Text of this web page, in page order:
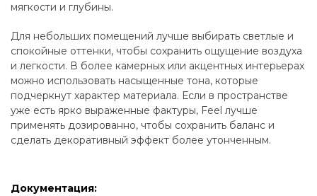
мягкости и глубины.
Для небольших помещений лучше выбирать светлые и
спокойные оттенки, чтобы сохранить ощущение воздуха
и легкости. В более камерных или акцентных интерьерах
можно использовать насыщенные тона, которые
подчеркнут характер материала. Если в пространстве
уже есть ярко выраженные фактуры, Feel лучше
применять дозированно, чтобы сохранить баланс и
сделать декоративный эффект более утонченным.
Документация: